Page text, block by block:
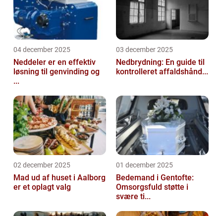
04 december 2025
Neddeler er en effektiv
løsning til genvinding og
...
03 december 2025
Nedbrydning: En guide til
kontrolleret affaldshånd...
02 december 2025
Mad ud af huset i Aalborg
er et oplagt valg
01 december 2025
Bedemand i Gentofte:
Omsorgsfuld støtte i
svære ti...